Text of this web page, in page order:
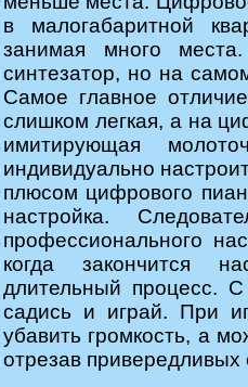
в малогабаритной
занимая много
синтезатор, но на
Самое главное
слишком легкая, а на
имитирующая
индивидуально
плюсом цифрового
настройка.
профессионального
когда закончится
длительный процесс.
садись и играй. При
убавить громкость, а
отрезав привередливых